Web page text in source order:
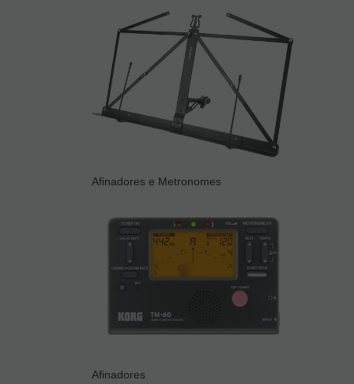
Afinadores e Metronomes
Afinadores